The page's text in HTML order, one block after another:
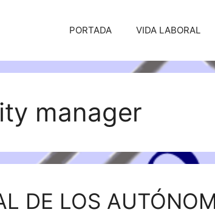
PORTADA VIDA LABORAL
manager
DE LOS